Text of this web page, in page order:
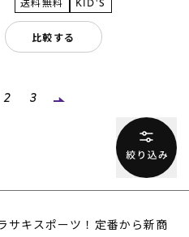
比較する
2 3
サキスポーツ！定番から新商